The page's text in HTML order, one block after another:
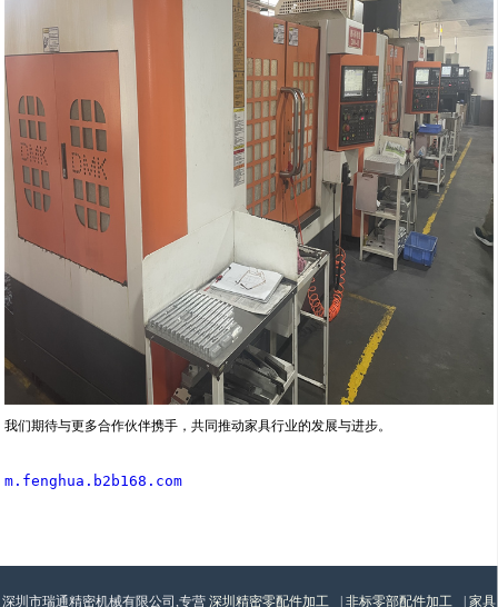
我们期待与更多合作伙伴携手，共同推动家具行业的发展与进步。
m.fenghua.b2b168.com
深圳市瑞通精密机械有限公司,专营 深圳精密零配件加工 非标零部配件加工 家具